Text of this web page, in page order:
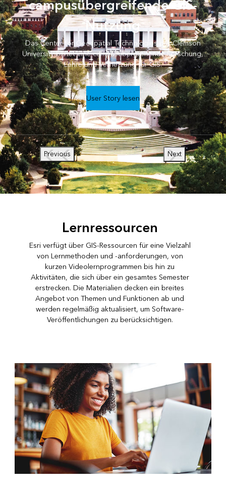
campusübergreifende GIS-
Nutzung
Das Center for Geospatial Technologies der Clemson
University bietet eine campusübergreifende Forschung,
Lehre und Vernetzung für GIS.
User Story lesen
Previous Next
Lernressourcen
Esri verfügt über GIS-Ressourcen für eine Vielzahl
von Lernmethoden und -anforderungen, von
kurzen Videolernprogrammen bis hin zu
Aktivitäten, die sich über ein gesamtes Semester
erstrecken. Die Materialien decken ein breites
Angebot von Themen und Funktionen ab und
werden regelmäßig aktualisiert, um Software-
Veröffentlichungen zu berücksichtigen.